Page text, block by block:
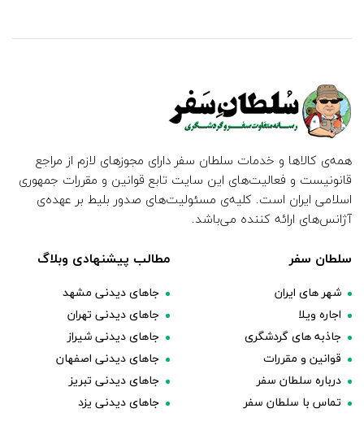
همه‌ی کالاها و خدمات سلطان سفر دارای مجوزهای لازم از مراجع
قانونیست و فعالیت‌های این سایت تابع قوانین و مقررات جمهوری
اسلامی ایران است. کلیه‌ی مسئولیت‌های صدور بلیط بر عهده‌ی
آژانس‌های ارائه کننده می‌باشد.
سلطان سفر
شهر های ایران
اجاره ویلا
جاذبه های گردشگری
قوانین و مقررات
درباره سلطان سفر
تماس با سلطان سفر
مطالب پیشنهادی وبلاگ
جاهای دیدنی مشهد
جاهای دیدنی تهران
جاهای دیدنی شیراز
جاهای دیدنی اصفهان
جاهای دیدنی تبریز
جاهای دیدنی یزد